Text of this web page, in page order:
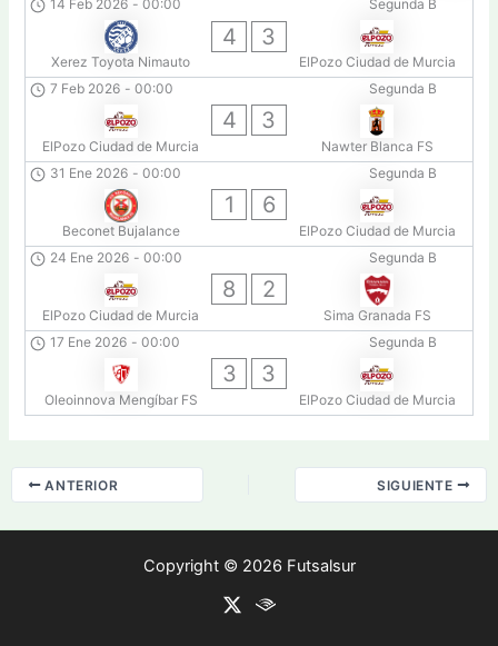
Segunda B
14 Feb 2026 - 00:00
Xerez Toyota Nimauto
4 3
ElPozo Ciudad de Murcia
Segunda B
7 Feb 2026 - 00:00
ElPozo Ciudad de Murcia
4 3
Nawter Blanca FS
Segunda B
31 Ene 2026 - 00:00
Beconet Bujalance
1 6
ElPozo Ciudad de Murcia
Segunda B
24 Ene 2026 - 00:00
ElPozo Ciudad de Murcia
8 2
Sima Granada FS
Segunda B
17 Ene 2026 - 00:00
Oleoinnova Mengíbar FS
3 3
ElPozo Ciudad de Murcia
ANTERIOR SIGUIENTE
Copyright © 2026 Futsalsur